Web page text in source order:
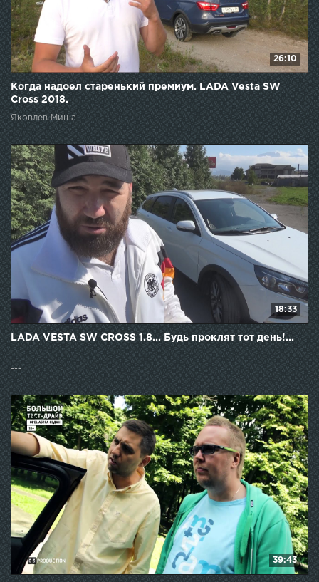
26:10
Когда надоел старенький премиум. LADA Vesta SW
Cross 2018.
Яковлев Миша
18:33
LADA VESTA SW CROSS 1.8... Будь проклят тот день!...
---
39:43